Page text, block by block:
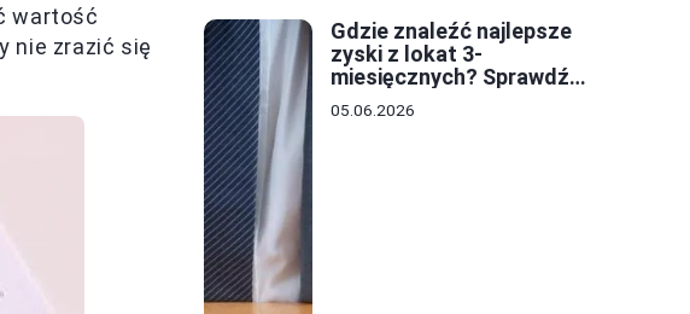
wartość
nie zrazić się
Gdzie znaleźć najlepsze
zyski z lokat 3-
miesięcznych? Sprawdź
oferty i stawki!
05.06.2026